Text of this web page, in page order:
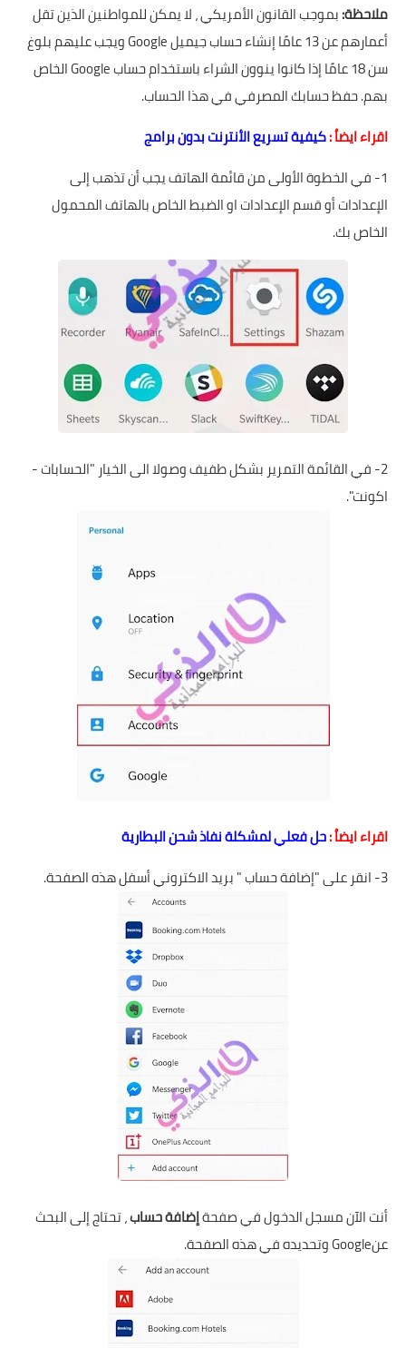
ملاحظة:بموجب القانون الأمريكي ، لا يمكن للمواطنين الذين تقل
أعمارهم عن 13 عامًا إنشاء حساب جيميل Google ويجب عليهم بلوغ
سن 18 عامًا إذا كانوا ينوون الشراء باستخدام حساب Google الخاص
بهم. حفظ حسابك المصرفي في هذا الحساب.
اقراء ايضاُ :كيفية تسريع الأنترنت بدون برامج
1- في الخطوة الأولى من قائمة الهاتف يجب أن تذهب إلى
الإعدادات أو قسم الإعدادات او الضبط الخاص بالهاتف المحمول
الخاص بك.
2- في القائمة التمرير بشكل طفيف وصولا الى الخيار "الحسابات -
اكونت".
اقراء ايضاُ :حل فعلي لمشكلة نفاذ شحن البطارية
3- انقر على "إضافة حساب " بريد الاكتروني أسفل هذه الصفحة.
أنت الآن مسجل الدخول في صفحةإضافة حساب، تحتاج إلى البحث
عنGoogle وتحديده في هذه الصفحة.